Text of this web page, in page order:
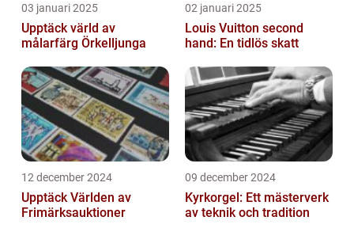
03 januari 2025
Upptäck värld av
målarfärg Örkelljunga
02 januari 2025
Louis Vuitton second
hand: En tidlös skatt
12 december 2024
Upptäck Världen av
Frimärksauktioner
09 december 2024
Kyrkorgel: Ett mästerverk
av teknik och tradition